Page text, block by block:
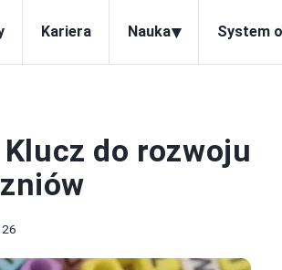
Kariera Nauka▾ System
do rozwoju